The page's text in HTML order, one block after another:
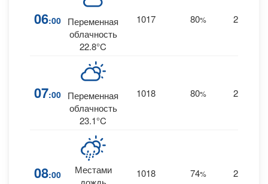
06:00
Переменная
облачность
22.8°C
1017 80% 21
07:00
Переменная
облачность
23.1°C
1018 80% 20
08:00
Местами
1018 74% 23